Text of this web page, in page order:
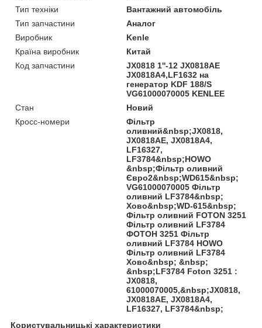
Тип техніки
Вантажний автомобіль
Тип запчастини
Аналог
Виробник
Kenle
Країна виробник
Китай
Код запчастини
JX0818 1''-12 JX0818AE
JX0818A4,LF1632 на
генератор KDF 188/S
VG61000070005 KENLEE
Стан
Новий
Кросс-номери
Фільтр
оливний&nbsp;JX0818,
JX0818AE, JX0818A4,
LF16327,
LF3784&nbsp;HOWO
&nbsp;Фільтр оливний
Євро2&nbsp;WD615&nbsp;
VG61000070005 Фільтр
оливний LF3784&nbsp;
Хово&nbsp;WD-615&nbsp;
Фільтр оливний FOTON 3251
Фільтр оливний LF3784
ФОТОН 3251 Фільтр
оливний LF3784 HOWO
Фільтр оливний LF3784
Хово&nbsp; &nbsp;
&nbsp;LF3784 Foton 3251 :
JX0818,
61000070005,&nbsp;JX0818,
JX0818AE, JX0818A4,
LF16327, LF3784&nbsp;
Користувальницькі характеристики